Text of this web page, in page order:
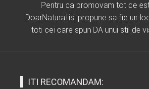
Pentru ca promovam tot ce
DoarNatural isi propune sa fie un
toti cei care spun DA unui stil de
ITI RECOMANDAM: